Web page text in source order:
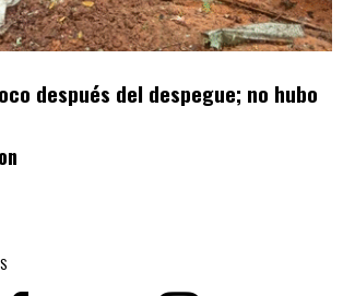
después del despegue; no hubo